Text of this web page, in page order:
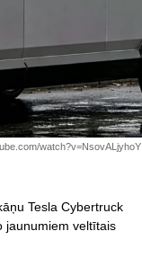
watch?v=NsovALjyhoY
Tesla Cybertruck
jaunumiem veltītais